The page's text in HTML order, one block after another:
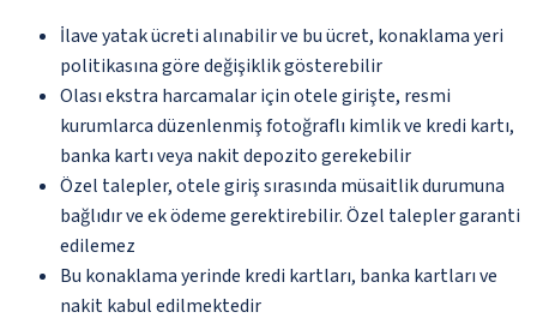
İlave yatak ücreti alınabilir ve bu ücret, konaklama yeri
politikasına göre değişiklik gösterebilir
Olası ekstra harcamalar için otele girişte, resmi
kurumlarca düzenlenmiş fotoğraflı kimlik ve kredi kartı,
banka kartı veya nakit depozito gerekebilir
Özel talepler, otele giriş sırasında müsaitlik durumuna
bağlıdır ve ek ödeme gerektirebilir. Özel talepler garanti
edilemez
Bu konaklama yerinde kredi kartları, banka kartları ve
nakit kabul edilmektedir